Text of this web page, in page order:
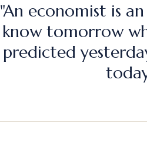
"An economist is
know tomorrow
predicted